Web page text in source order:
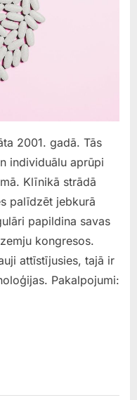
2001. gadā. Tās
individuālu aprūpi
Klīnikā strādā
palīdzēt jebkurā
papildina savas
kongresos.
attīstījusies, tajā ir
Pakalpojumi: